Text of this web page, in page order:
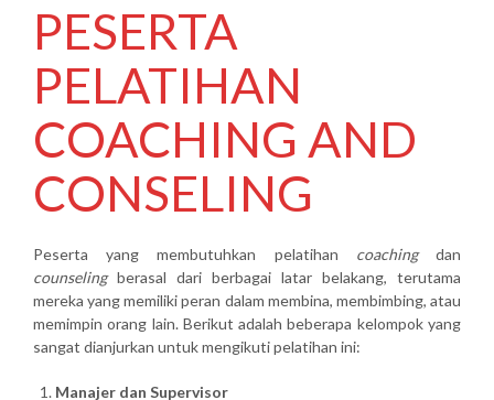
PESERTA
PELATIHAN
COACHING AND
CONSELING
Peserta yang membutuhkan pelatihan coachingdan
counselingberasal dari berbagai latar belakang, terutama
mereka yang memiliki peran dalam membina, membimbing, atau
memimpin orang lain. Berikut adalah beberapa kelompok yang
sangat dianjurkan untuk mengikuti pelatihan ini:
Manajer dan Supervisor